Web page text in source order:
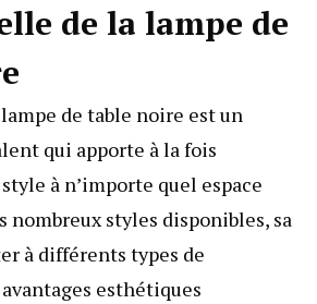
de la lampe de
de table noire est un
qui apporte à la fois
à n’importe quel espace
nombreux styles disponibles, sa
à différents types de
esthétiques